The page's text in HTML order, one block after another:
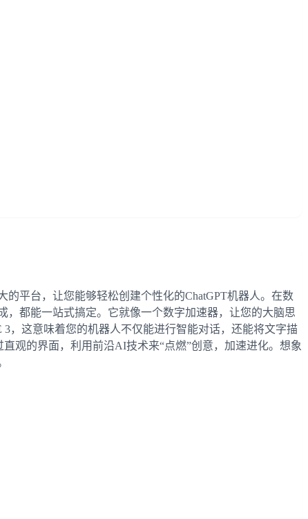
平台，让您能够轻松创建个性化的ChatGPT机器人。在数
都能一站式搞定。它就像一个数字加速器，让您的大脑思
，这意味着您的机器人不仅能进行智能对话，还能将文字描
观的界面，利用前沿AI技术来“点燃”创意，加速进化。想象